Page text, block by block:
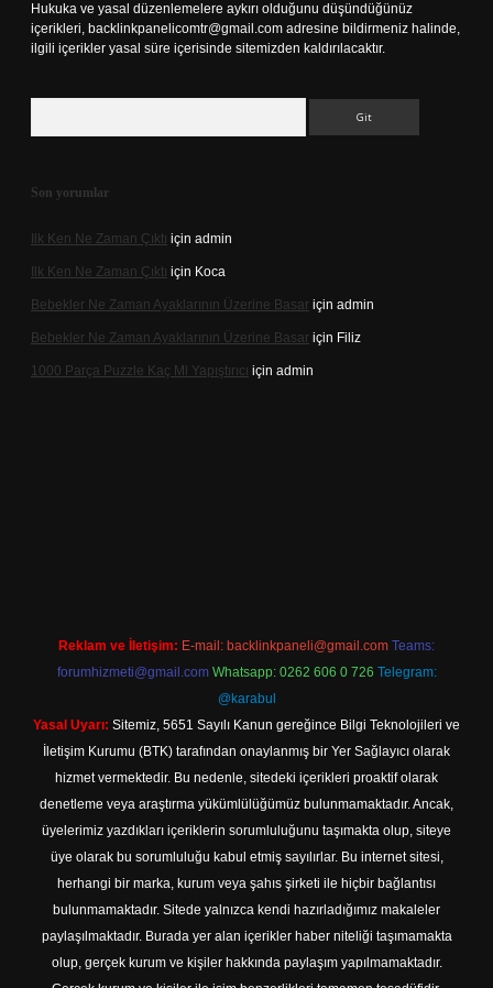
Hukuka ve yasal düzenlemelere aykırı olduğunu düşündüğünüz
içerikleri, backlinkpanelicomtr@gmail.com adresine bildirmeniz halinde,
ilgili içerikler yasal süre içerisinde sitemizden kaldırılacaktır.
Son yorumlar
Ilk Ken Ne Zaman Çıktı için admin
Ilk Ken Ne Zaman Çıktı için Koca
Bebekler Ne Zaman Ayaklarının Üzerine Basar için admin
Bebekler Ne Zaman Ayaklarının Üzerine Basar için Filiz
1000 Parça Puzzle Kaç Ml Yapıştırıcı için admin
Reklam ve İletişim: E-mail: backlinkpaneli@gmail.com Teams:
forumhizmeti@gmail.com Whatsapp: 0262 606 0 726 Telegram:
@karabul
Yasal Uyarı: Sitemiz, 5651 Sayılı Kanun gereğince Bilgi Teknolojileri ve
İletişim Kurumu (BTK) tarafından onaylanmış bir Yer Sağlayıcı olarak
hizmet vermektedir. Bu nedenle, sitedeki içerikleri proaktif olarak
denetleme veya araştırma yükümlülüğümüz bulunmamaktadır. Ancak,
üyelerimiz yazdıkları içeriklerin sorumluluğunu taşımakta olup, siteye
üye olarak bu sorumluluğu kabul etmiş sayılırlar. Bu internet sitesi,
herhangi bir marka, kurum veya şahıs şirketi ile hiçbir bağlantısı
bulunmamaktadır. Sitede yalnızca kendi hazırladığımız makaleler
paylaşılmaktadır. Burada yer alan içerikler haber niteliği taşımamakta
olup, gerçek kurum ve kişiler hakkında paylaşım yapılmamaktadır.